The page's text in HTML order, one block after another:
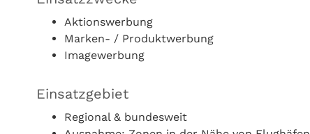
Aktionswerbung
Marken- / Produktwerbung
Imagewerbung
Einsatzgebiet
Regional & bundesweit